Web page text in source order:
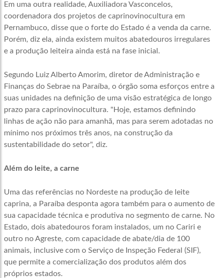
Em uma outra realidade, Auxiliadora Vasconcelos,
coordenadora dos projetos de caprinovinocultura em
Pernambuco, disse que o forte do Estado é a venda da carne.
Porém, diz ela, ainda existem muitos abatedouros irregulares
e a produção leiteira ainda está na fase inicial.
Segundo Luiz Alberto Amorim, diretor de Administração e
Finanças do Sebrae na Paraíba, o órgão soma esforços entre a
suas unidades na definição de uma visão estratégica de longo
prazo para caprinovinocultura. "Hoje, estamos definindo
linhas de ação não para amanhã, mas para serem adotadas no
mínimo nos próximos três anos, na construção da
sustentabilidade do setor", diz.
Além do leite, a carne
Uma das referências no Nordeste na produção de leite
caprina, a Paraíba desponta agora também para o aumento de
sua capacidade técnica e produtiva no segmento de carne. No
Estado, dois abatedouros foram instalados, um no Cariri e
outro no Agreste, com capacidade de abate/dia de 100
animais, inclusive com o Serviço de Inspeção Federal (SIF),
que permite a comercialização dos produtos além dos
próprios estados.